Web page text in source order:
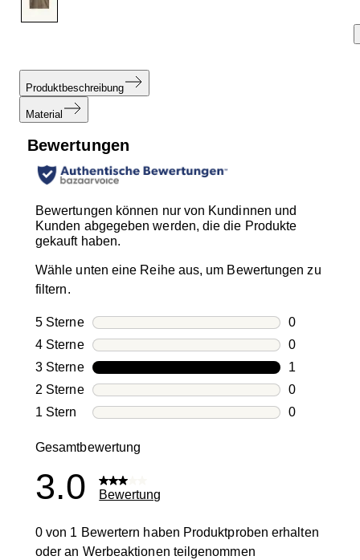
Produktbeschreibung
Material
Bewertungen
Bewertungen können nur von Kundinnen und
Kunden abgegeben werden, die die Produkte
gekauft haben.
Wähle unten eine Reihe aus, um Bewertungen zu
filtern.
5 SterneSterne
0
0
4 SterneSterne
0
0
3 SterneSterne
1
1
2 SterneSterne
0
0
1 Stern Sterne
0
Gesamtbewertung
3.0 Bewertung
0 von 1 Bewertern haben Produktproben erhalten
oder an Werbeaktionen teilgenommen